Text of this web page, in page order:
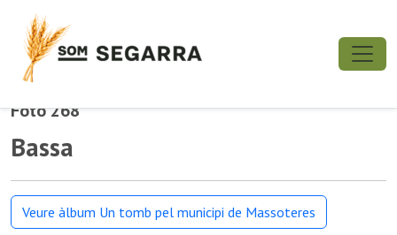
Foto 268
Bassa
Veure àlbum Un tomb pel municipi de Massoteres